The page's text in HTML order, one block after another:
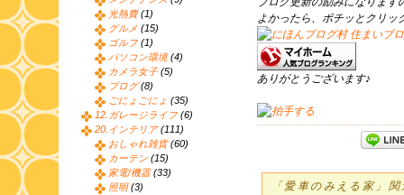
よかったら、ポチッとクリッ
ありがとうございます♪
「愛車のみえる家」
光熱費(1)
グルメ (15)
ゴルフ (1)
パソコン環境(4)
カメラ女子 (5)
ブログ(8)
ごにょごにょ (35)
12.ガレージライフ (6)
20.インテリア(111)
おしゃれ雑貨(60)
カーテン (15)
家電/機器 (33)
照明(3)